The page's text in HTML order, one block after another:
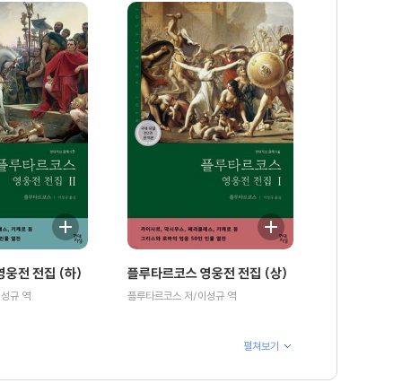
웅전 전집 (하)
규 역
플루타르코스 영웅전 전집 (상)
플루타르코스 저/이성규 역
펼쳐보기